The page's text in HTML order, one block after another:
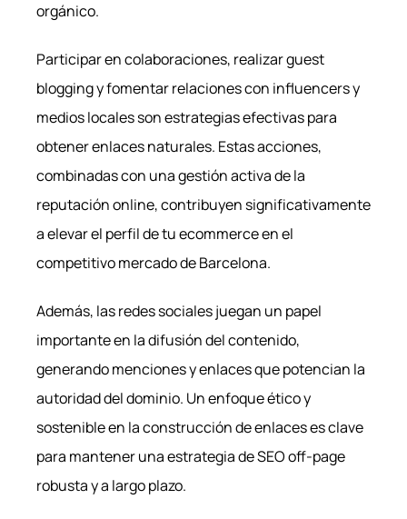
orgánico.
Participar en colaboraciones, realizar guest
blogging y fomentar relaciones con influencers y
medios locales son estrategias efectivas para
obtener enlaces naturales. Estas acciones,
combinadas con una gestión activa de la
reputación online, contribuyen significativamente
a elevar el perfil de tu ecommerce en el
competitivo mercado de Barcelona.
Además, las redes sociales juegan un papel
importante en la difusión del contenido,
generando menciones y enlaces que potencian la
autoridad del dominio. Un enfoque ético y
sostenible en la construcción de enlaces es clave
para mantener una estrategia de SEO off-page
robusta y a largo plazo.